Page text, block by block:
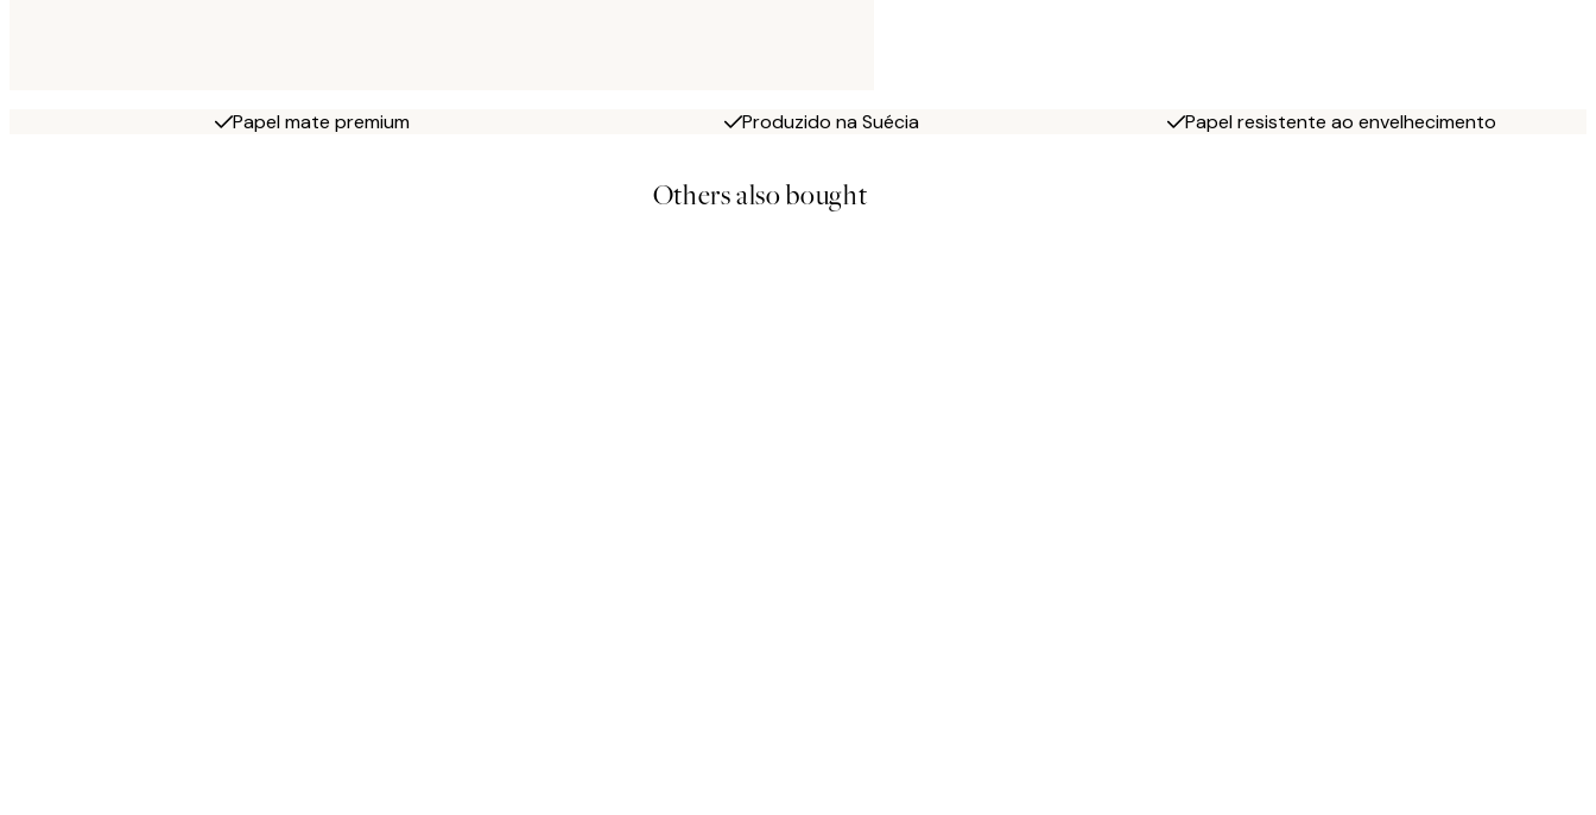
Papel mate premium Produzido na Suécia Papel resistente ao envelhecimento
Others also bought